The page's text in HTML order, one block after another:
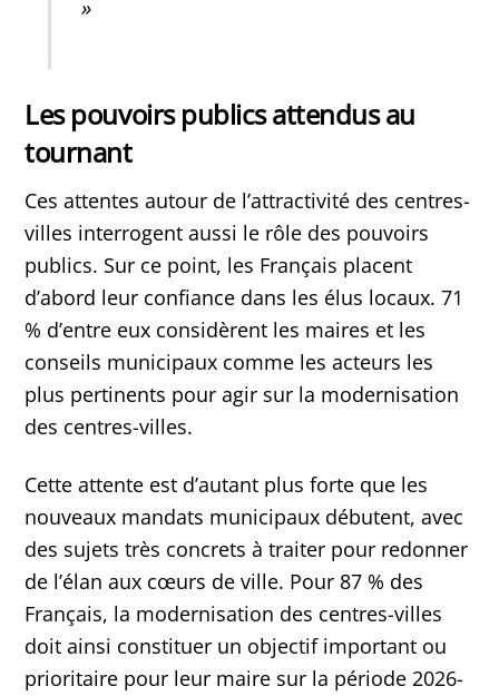
»
Les pouvoirs publics attendus au
tournant
Ces attentes autour de l’attractivité des centres-
villes interrogent aussi le rôle des pouvoirs
publics. Sur ce point, les Français placent
d’abord leur confiance dans les élus locaux. 71
% d’entre eux considèrent les maires et les
conseils municipaux comme les acteurs les
plus pertinents pour agir sur la modernisation
des centres-villes.
Cette attente est d’autant plus forte que les
nouveaux mandats municipaux débutent, avec
des sujets très concrets à traiter pour redonner
de l’élan aux cœurs de ville. Pour 87 % des
Français, la modernisation des centres-villes
doit ainsi constituer un objectif important ou
prioritaire pour leur maire sur la période 2026-